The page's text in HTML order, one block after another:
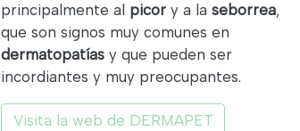
principalmente al picor y a laseborrea,
que son signos muy comunes en
dermatopatías y que pueden ser
incordiantes y muy preocupantes.
Visita la web de DERMAPET